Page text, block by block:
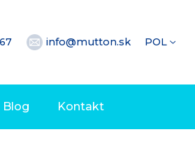
info@mutton.sk POL
Blog Kontakt